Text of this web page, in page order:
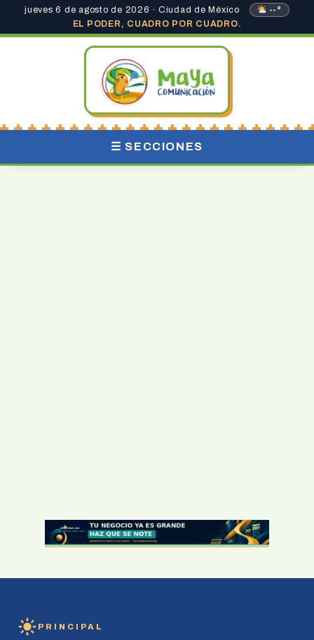
jueves 6 de agosto de 2026 · Ciudad de México
--°
EL PODER, CUADRO POR CUADRO.
☰ SECCIONES
PRINCIPAL